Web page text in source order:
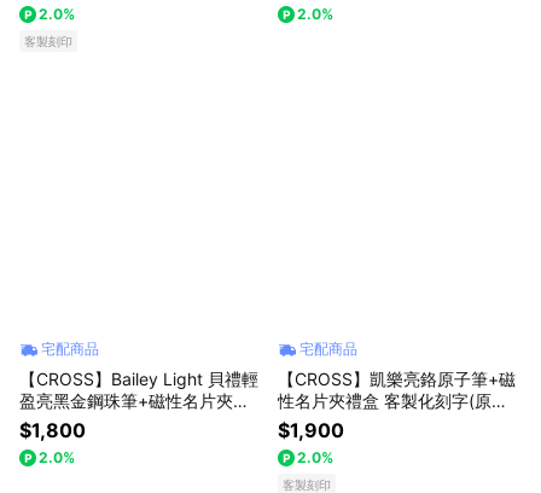
2.0%
客製刻印
2.0%
宅配商品
【CROSS】Bailey Light 貝禮輕
盈亮黑金鋼珠筆+磁性名片夾禮
盒(原廠正貨)
$1,800
2.0%
宅配商品
【CROSS】凱樂亮鉻原子筆+磁
性名片夾禮盒 客製化刻字(原廠
正貨)
$1,900
2.0%
客製刻印